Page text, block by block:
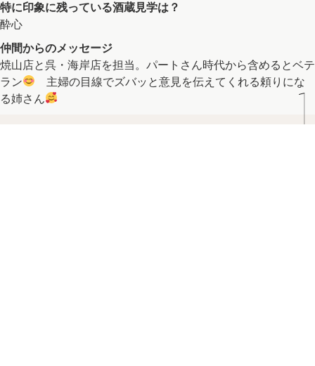
特に印象に残っている酒蔵見学は？
酔心
仲間からのメッセージ
焼山店と呉・海岸店を担当。パートさん時代から含めるとベテ
ラン
主婦の目線でズバッと意見を伝えてくれる頼りにな
る姉さん